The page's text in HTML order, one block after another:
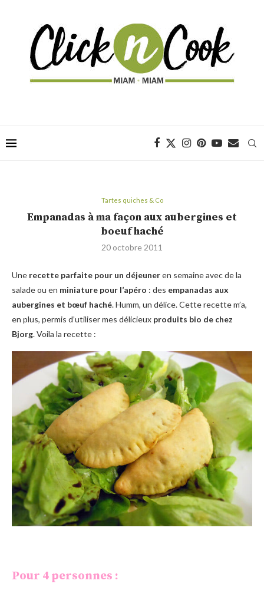
Tartes quiches & Co
Empanadas à ma façon aux aubergines et
boeuf haché
20 octobre 2011
Une recette parfaite pour un déjeuneren semaine avec de la
salade ou en miniature pour l’apéro : des empanadas aux
aubergines et bœuf haché. Humm, un délice. Cette recette m’a,
en plus, permis d’utiliser mes délicieux produits bio de chez
Bjorg. Voila la recette :
Pour 4 personnes :